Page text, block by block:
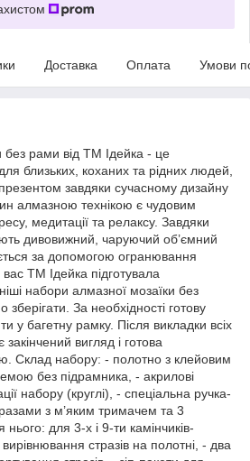
Доставка Оплата Умови
без рами від ТМ Ідейка - це
близьких, коханих та рідних людей,
завдяки сучасному дизайну
алмазною технікою є чудовим
медитації та релаксу. Завдяки
дивовижний, чаруючий об’ємний
за допомогою огранювання
ТМ Ідейка підготувала
набори алмазної мозаїки без
зберігати. За необхідності готову
у багетну рамку. Після викладки всіх
вигляд і готова
Склад набору: - полотно з клейовим
без підрамника, - акрилові
набору (круглі), - спеціальна ручка-
з м’яким тримачем та 3
для 3-х і 9-ти камінчиків-
стразів на полотні, - два